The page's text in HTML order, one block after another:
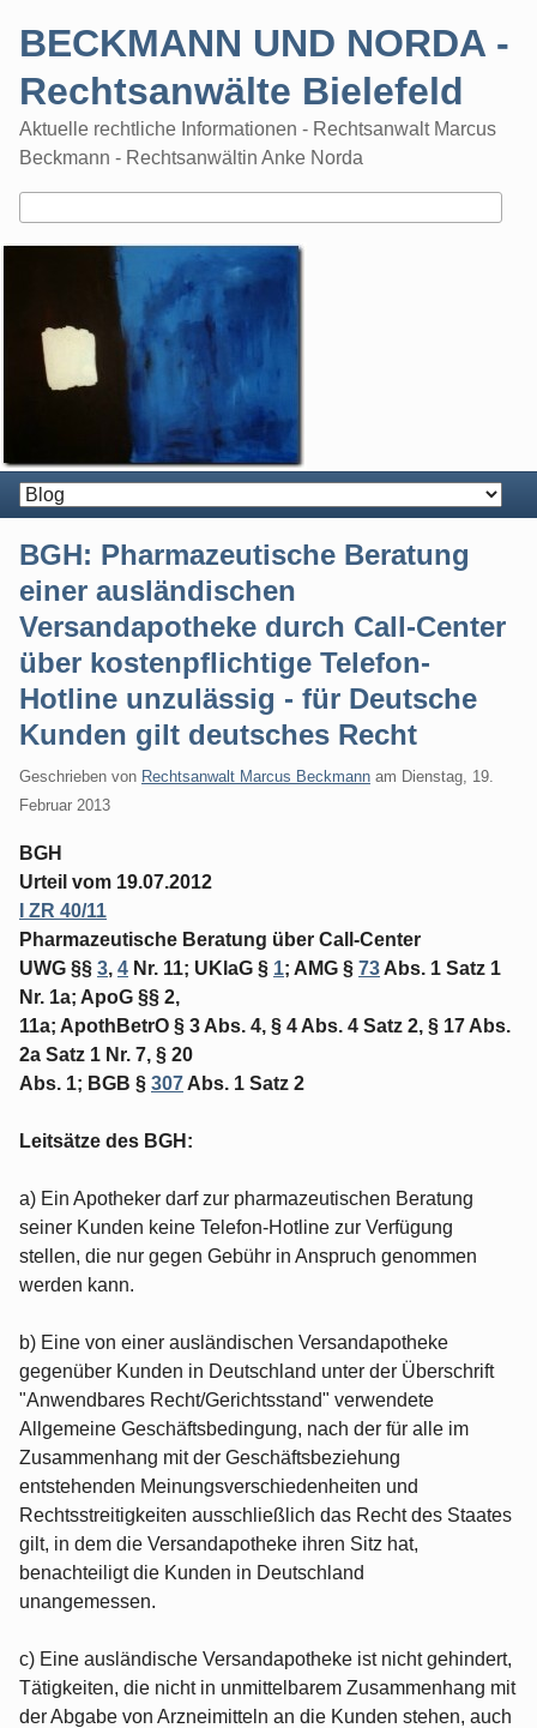
BECKMANN UND NORDA -
Rechtsanwälte Bielefeld
Aktuelle rechtliche Informationen - Rechtsanwalt Marcus
Beckmann - Rechtsanwältin Anke Norda
BGH: Pharmazeutische Beratung
einer ausländischen
Versandapotheke durch Call-Center
über kostenpflichtige Telefon-
Hotline unzulässig - für Deutsche
Kunden gilt deutsches Recht
Geschrieben von Rechtsanwalt Marcus Beckmann am Dienstag, 19.
Februar 2013
BGH
Urteil vom 19.07.2012
I ZR 40/11
Pharmazeutische Beratung über Call-Center
UWG §§ 3, 4 Nr. 11; UKlaG § 1; AMG § 73 Abs. 1 Satz 1
Nr. 1a; ApoG §§ 2,
11a; ApothBetrO § 3 Abs. 4, § 4 Abs. 4 Satz 2, § 17 Abs.
2a Satz 1 Nr. 7, § 20
Abs. 1; BGB § 307 Abs. 1 Satz 2
Leitsätze des BGH:
a) Ein Apotheker darf zur pharmazeutischen Beratung
seiner Kunden keine Telefon-Hotline zur Verfügung
stellen, die nur gegen Gebühr in Anspruch genommen
werden kann.
b) Eine von einer ausländischen Versandapotheke
gegenüber Kunden in Deutschland unter der Überschrift
"Anwendbares Recht/Gerichtsstand" verwendete
Allgemeine Geschäftsbedingung, nach der für alle im
Zusammenhang mit der Geschäftsbeziehung
entstehenden Meinungsverschiedenheiten und
Rechtsstreitigkeiten ausschließlich das Recht des Staates
gilt, in dem die Versandapotheke ihren Sitz hat,
benachteiligt die Kunden in Deutschland
unangemessen.
c) Eine ausländische Versandapotheke ist nicht gehindert,
Tätigkeiten, die nicht in unmittelbarem Zusammenhang mit
der Abgabe von Arzneimitteln an die Kunden stehen, auch